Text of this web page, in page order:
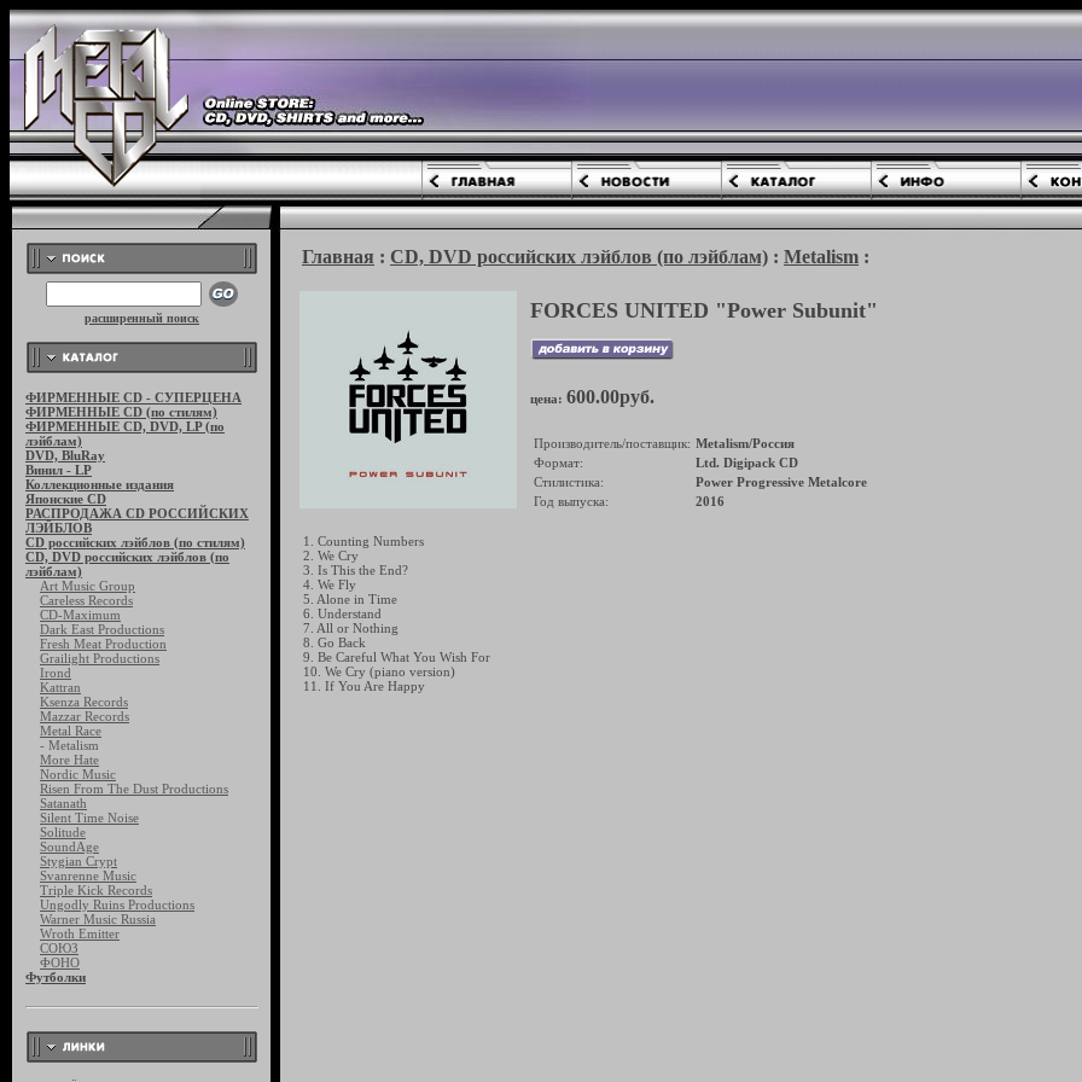
расширенный поиск
ФИРМЕННЫЕ CD - СУПЕРЦЕНА
ФИРМЕННЫЕ CD (по стилям)
ФИРМЕННЫЕ CD, DVD, LP (по
лэйблам)
DVD, BluRay
Винил - LP
Коллекционные издания
Японские CD
РАСПРОДАЖА CD РОССИЙСКИХ
ЛЭЙБЛОВ
CD российских лэйблов (по стилям)
CD, DVD российских лэйблов (по
лэйблам)
Art Music Group
Careless Records
CD-Maximum
Dark East Productions
Fresh Meat Production
Grailight Productions
Irond
Kattran
Ksenza Records
Mazzar Records
Metal Race
- Metalism
More Hate
Nordic Music
Risen From The Dust Productions
Satanath
Silent Time Noise
Solitude
SoundAge
Stygian Crypt
Svanrenne Music
Triple Kick Records
Ungodly Ruins Productions
Warner Music Russia
Wroth Emitter
СОЮЗ
ФОНО
Футболки
Главная : CD, DVD российских лэйблов (по лэйблам) : Metalism :
FORCES UNITED "Power Subunit"
цена: 600.00руб.
Производитель/поставщик: Metalism/Россия
Формат:
Ltd. Digipack CD
Стилистика:
Power Progressive Metalcore
Год выпуска:
2016
1. Counting Numbers
2. We Cry
3. Is This the End?
4. We Fly
5. Alone in Time
6. Understand
7. All or Nothing
8. Go Back
9. Be Careful What You Wish For
10. We Cry (piano version)
11. If You Are Happy